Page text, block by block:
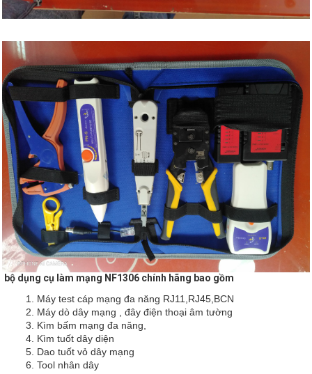
bộ dụng cụ làm mạng NF1306 chính hãng bao gồm
Máy test cáp mạng đa năng RJ11,RJ45,BCN
Máy dò dây mạng , đây điện thoại âm tường
Kìm bấm mạng đa năng,
Kìm tuốt dây diện
Dao tuốt vỏ dây mạng
Tool nhân dây